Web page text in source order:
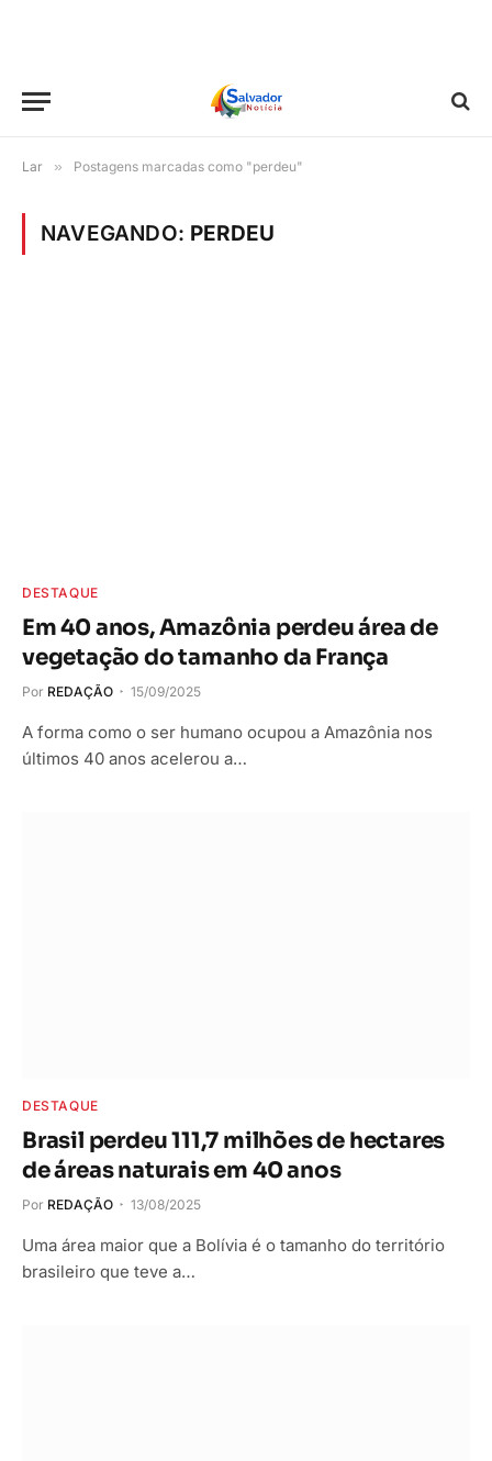
Lar » Postagens marcadas como "perdeu"
NAVEGANDO: PERDEU
DESTAQUE
Em 40 anos, Amazônia perdeu área de
vegetação do tamanho da França
Por REDAÇÃO 15/09/2025
A forma como o ser humano ocupou a Amazônia nos
últimos 40 anos acelerou a…
DESTAQUE
Brasil perdeu 111,7 milhões de hectares
de áreas naturais em 40 anos
Por REDAÇÃO 13/08/2025
Uma área maior que a Bolívia é o tamanho do território
brasileiro que teve a…